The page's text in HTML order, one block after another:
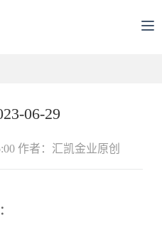
06-29
作者：汇凯金业原创